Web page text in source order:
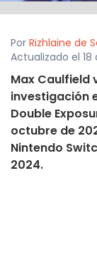
Por Rizhlaine de
Actualizado el 18
Max Caulfield
investigación
Double
octubre de
Nintendo
2024.